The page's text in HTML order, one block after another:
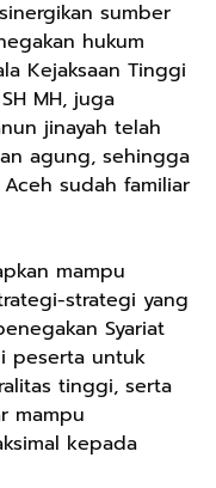
sumber
hukum
Kejaksaan Tinggi
MH, juga
jinayah telah
agung, sehingga
sudah familiar
mampu
strategi yang
Syariat
peserta untuk
tinggi, serta
mampu
kepada